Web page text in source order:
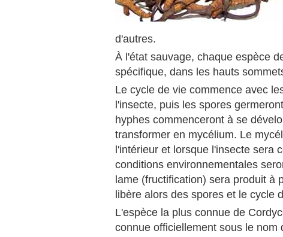
d'autres.
À l'état sauvage, chaque espèce
spécifique, dans les hauts
Le cycle de vie commence avec
l'insecte, puis les spores
hyphes commenceront à se
transformer en mycélium. Le
l'intérieur et lorsque l'insecte sera
conditions environnementales
lame (fructification) sera produit à
libère alors des spores et le cycle
L'espèce la plus connue de
connue officiellement sous le nom